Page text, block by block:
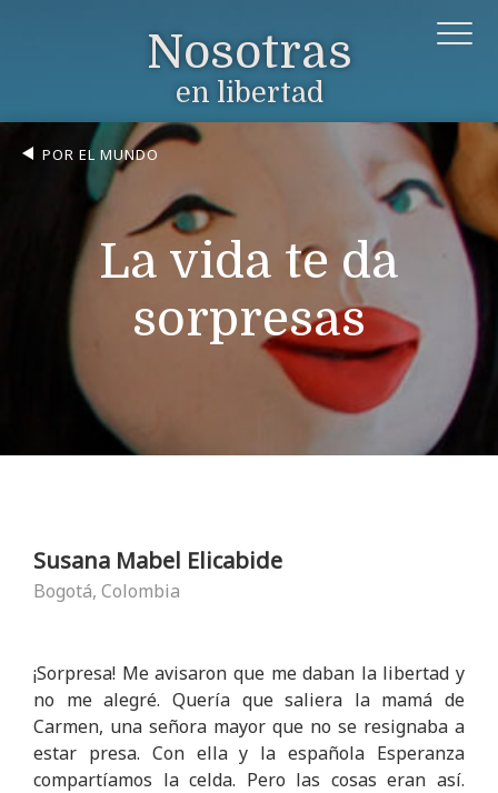
Nosotras
en libertad
POR EL MUNDO
La vida te da
sorpresas
Susana Mabel Elicabide
Bogotá, Colombia
¡Sorpresa! Me avisaron que me daban la libertad y
no me alegré. Quería que saliera la mamá de
Carmen, una señora mayor que no se resignaba a
estar presa. Con ella y la española Esperanza
compartíamos la celda. Pero las cosas eran así.